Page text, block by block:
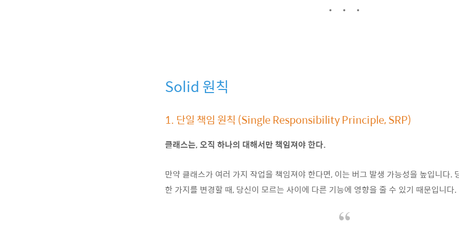
Solid 원칙
1. 단일 책임 원칙 (Single Responsibility Principle, SRP)
클래스는, 오직 하나의 대해서만 책임져야 한다.
만약 클래스가 여러 가지 작업을 책임져야 한다면, 이는 버그 발생 가능성을 높입니다.
한 가지를 변경할 때, 당신이 모르는 사이에 다른 기능에 영향을 줄 수 있기 때문입니다.